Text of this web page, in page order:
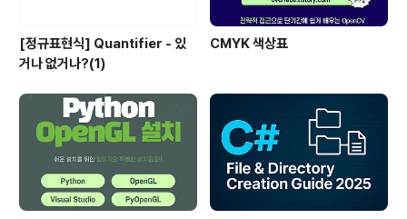
[정규표현식] Quantifier - 있
거나 없거나?(1)
CMYK 색상표